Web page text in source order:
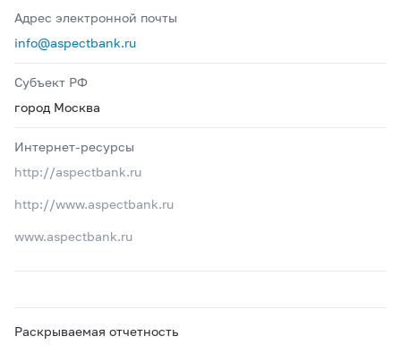
Адрес электронной почты
info@aspectbank.ru
Субъект РФ
город Москва
Интернет-ресурсы
http://aspectbank.ru
http://www.aspectbank.ru
www.aspectbank.ru
Раскрываемая отчетность